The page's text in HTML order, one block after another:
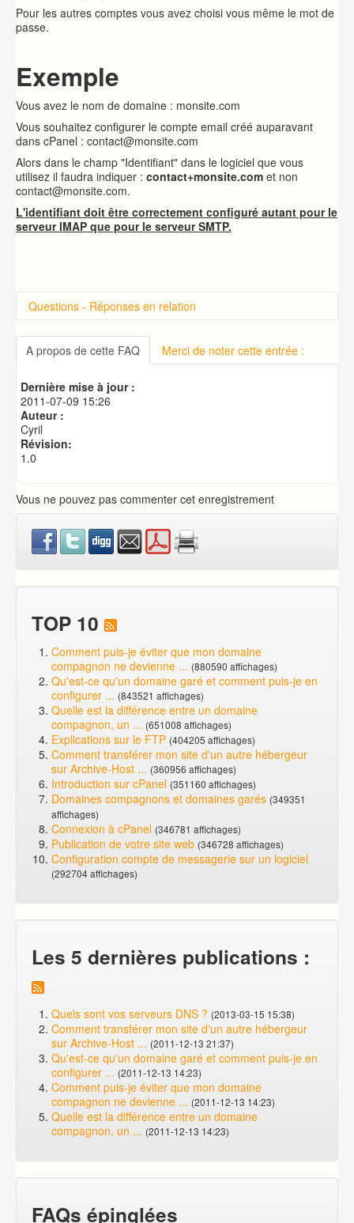
Pour les autres comptes vous avez choisi vous même le mot de
passe.
Exemple
Vous avez le nom de domaine : monsite.com
Vous souhaitez configurer le compte email créé auparavant
dans cPanel : contact@monsite.com
Alors dans le champ "Identifiant" dans le logiciel que vous
utilisez il faudra indiquer : contact+monsite.com et non
contact@monsite.com.
L'identifiant doit être correctement configuré autant pour le
serveur IMAP que pour le serveur SMTP.
Questions - Réponses en relation
Introduction sur cPanel
Connexion à cPanel
Changer le mot de passe d'accès à cPanel
Créer une base de données MySQL
A propos de cette FAQ Merci de noter cette entrée :
Dernière mise à jour :
2011-07-09 15:26
Auteur :
Cyril
Révision:
1.0
Vous ne pouvez pas commenter cet enregistrement
TOP 10
Comment puis-je éviter que mon domaine
compagnon ne devienne ... (880590 affichages)
Qu'est-ce qu'un domaine garé et comment puis-je en
configurer ... (843521 affichages)
Quelle est la différence entre un domaine
compagnon, un ... (651008 affichages)
Explications sur le FTP (404205 affichages)
Comment transférer mon site d'un autre hébergeur
sur Archive-Host ... (360956 affichages)
Introduction sur cPanel (351160 affichages)
Domaines compagnons et domaines garés (349351
affichages)
Connexion à cPanel (346781 affichages)
Publication de votre site web (346728 affichages)
Configuration compte de messagerie sur un logiciel
(292704 affichages)
Les 5 dernières publications :
Quels sont vos serveurs DNS ? (2013-03-15 15:38)
Comment transférer mon site d'un autre hébergeur
sur Archive-Host ... (2011-12-13 21:37)
Qu'est-ce qu'un domaine garé et comment puis-je en
configurer ... (2011-12-13 14:23)
Comment puis-je éviter que mon domaine
compagnon ne devienne ... (2011-12-13 14:23)
Quelle est la différence entre un domaine
compagnon, un ... (2011-12-13 14:23)
FAQs épinglées